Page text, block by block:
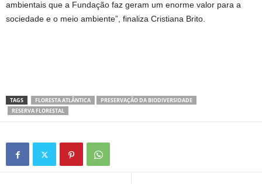
ambientais que a Fundação faz geram um enorme valor para a
sociedade e o meio ambiente”, finaliza Cristiana Brito.
TAGS FLORESTA ATLÂNTICA
PRESERVAÇÃO DA BIODIVERSIDADE
RESERVA FLORESTAL